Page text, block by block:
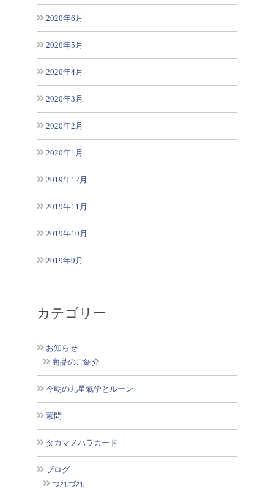
2020年6月
2020年5月
2020年4月
2020年3月
2020年2月
2020年1月
2019年12月
2019年11月
2019年10月
2019年9月
カテゴリー
お知らせ
商品のご紹介
今朝の九星氣学とルーン
素問
タカマノハラカード
ブログ
つれづれ